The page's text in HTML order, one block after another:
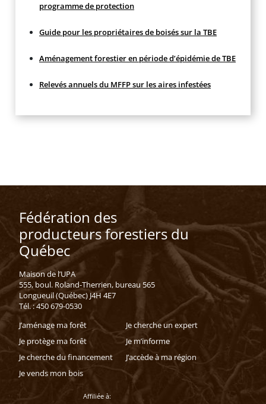
programme de protection
Guide pour les propriétaires de boisés sur la TBE
Aménagement forestier en période d’épidémie de TBE
Relevés annuels du MFFP sur les aires infestées
Fédération des
producteurs forestiers du
Québec
Maison de l’UPA
555, boul. Roland-Therrien, bureau 565
Longueuil (Québec) J4H 4E7
Tél. : 450 679-0530
J’aménage ma forêt
Je protège ma forêt
Je cherche du financement
Je vends mon bois
Je cherche un expert
Je m’informe
J’accède à ma région
Affiliée à: